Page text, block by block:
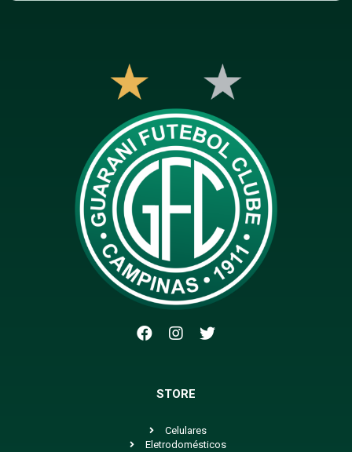
STORE
Celulares
Eletrodomésticos